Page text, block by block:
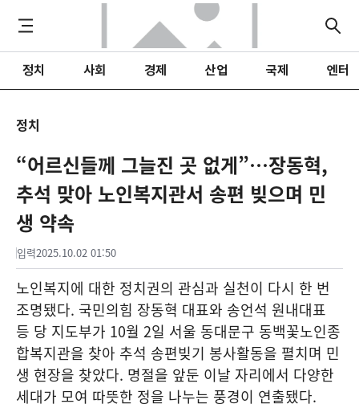
정치 사회 경제 산업 국제 엔터
정치
“어르신들께 그늘진 곳 없게”…장동혁,
추석 맞아 노인복지관서 송편 빚으며 민
생 약속
입력2025.10.02 01:50
노인복지에 대한 정치권의 관심과 실천이 다시 한 번
조명됐다. 국민의힘 장동혁 대표와 송언석 원내대표
등 당 지도부가 10월 2일 서울 동대문구 동백꽃노인종
합복지관을 찾아 추석 송편빚기 봉사활동을 펼치며 민
생 현장을 찾았다. 명절을 앞둔 이날 자리에서 다양한
세대가 모여 따뜻한 정을 나누는 풍경이 연출됐다.